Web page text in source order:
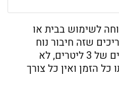
לשימוש בבית או
שזה חיבור נוח
לחשמל. עם נפח מיכל מים של 3 ליטרים, לא
הזמן ואין כל צורך